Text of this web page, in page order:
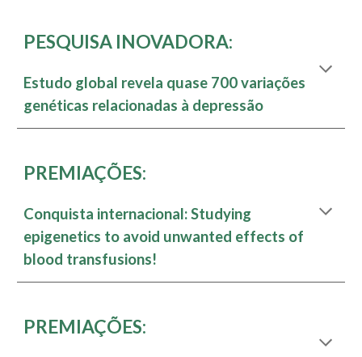
PESQUISA INOVADORA:
Estudo global revela quase 700 variações
genéticas relacionadas à depressão
PREMIAÇÕES:
Conquista internacional: Studying
epigenetics to avoid unwanted effects of
blood transfusions!
PREMIAÇÕES: